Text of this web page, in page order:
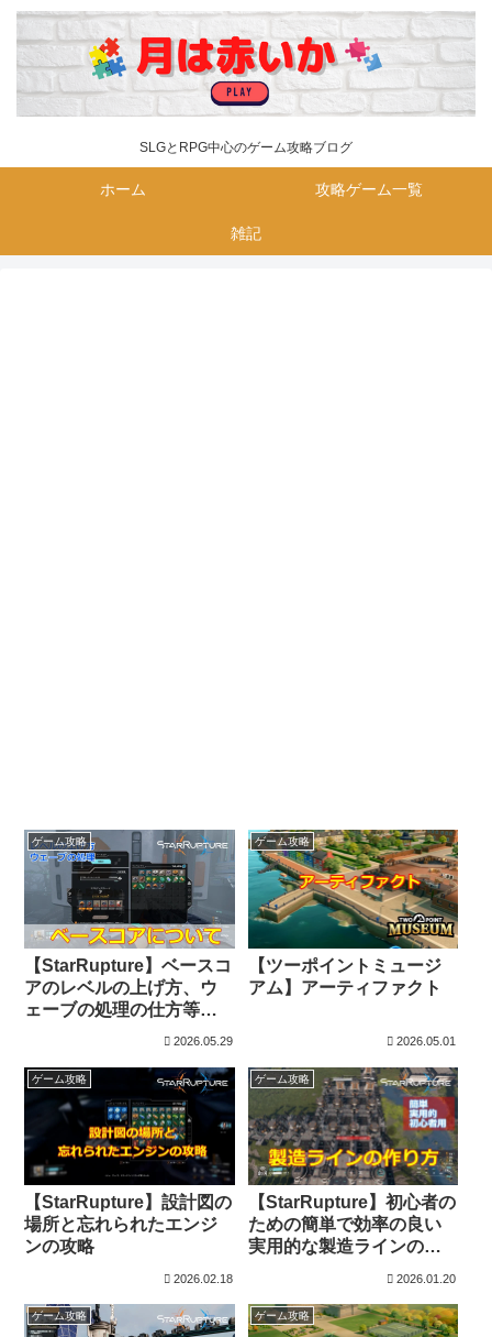
SLGとRPG中心のゲーム攻略ブログ
ホーム 攻略ゲーム一覧
雑記
ゲーム攻略
【StarRupture】ベースコ
アのレベルの上げ方、ウ
ェーブの処理の仕方等に
2026.05.29
ゲーム攻略
【ツーポイントミュージ
アム】アーティファクト
2026.05.01
ゲーム攻略
【StarRupture】設計図の
場所と忘れられたエンジ
ンの攻略
2026.02.18
ゲーム攻略
【StarRupture】初心者の
ための簡単で効率の良い
実用的な製造ラインの作
2026.01.20
ゲーム攻略 ゲーム攻略